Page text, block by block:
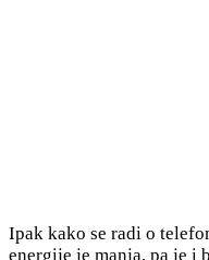
Ipak kako se radi o
energije je manja, pa je i